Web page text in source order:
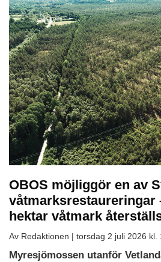
OBOS möjliggör en av
våtmarksrestaureringar
hektar våtmark
Av Redaktionen | torsdag 2 juli 2026 kl.
Myresjömossen utanför